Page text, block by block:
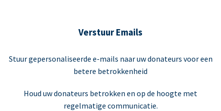
Verstuur Emails
Stuur gepersonaliseerde e-mails naar uw donateurs voor een
betere betrokkenheid
Houd uw donateurs betrokken en op de hoogte met
regelmatige communicatie.